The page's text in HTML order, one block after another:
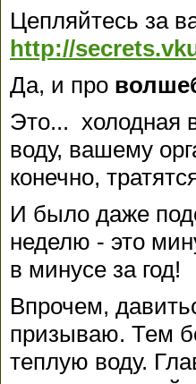
Цепляйтесь за
http://
Да, и про
Это... холодная
воду, вашему
конечно,
И было даже
неделю - это
в минусе за год!
Впрочем,
призываю. Тем
теплую воду.